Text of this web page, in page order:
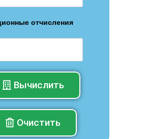
отчисления
Вычислить
Очистить